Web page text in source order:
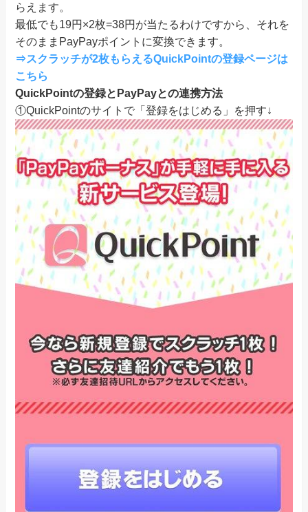
らえます。
最低でも19円×2枚=38円が当たるわけですから、それを
そのままPayPayポイントに変換できます。
⇒スクラッチが2枚もらえるQuickPointの登録ページは
こちら
QuickPointの登録とPayPayとの連携方法
①QuickPointのサイトで「登録をはじめる」を押す↓